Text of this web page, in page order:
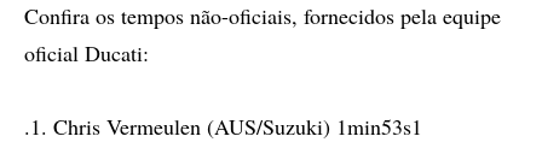
Confira os tempos não-oficiais, fornecidos pela equipe
oficial Ducati:
.1. Chris Vermeulen (AUS/Suzuki) 1min53s1